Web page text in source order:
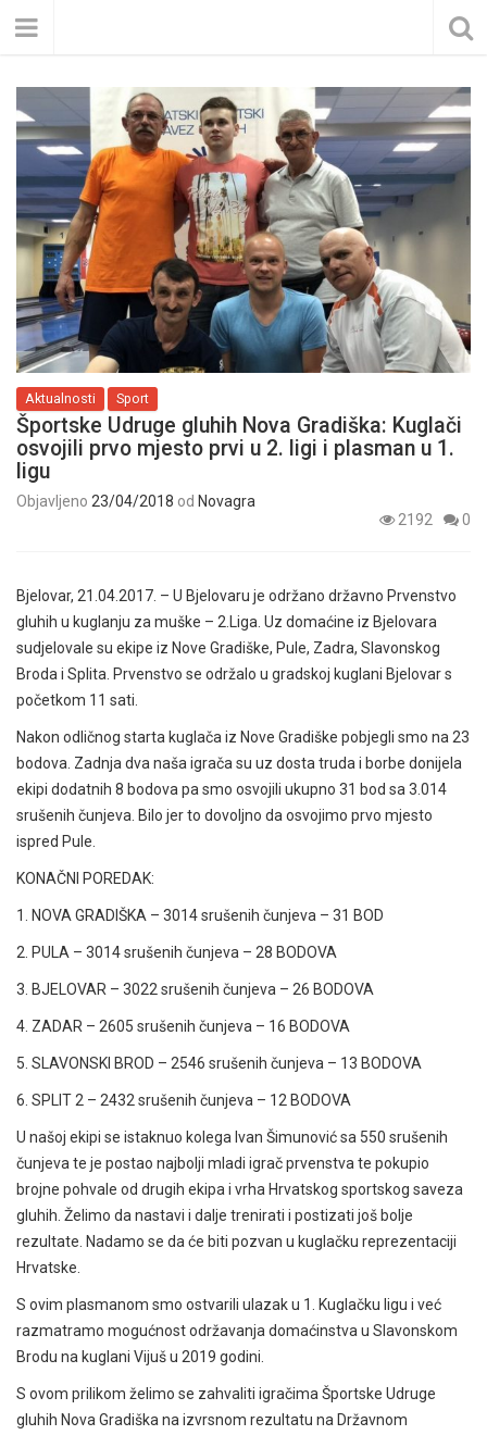
Aktualnosti Sport
Športske Udruge gluhih Nova Gradiška: Kuglači
osvojili prvo mjesto prvi u 2. ligi i plasman u 1.
ligu
Objavljeno 23/04/2018 od Novagra
2192
0
Bjelovar, 21.04.2017. – U Bjelovaru je održano državno Prvenstvo
gluhih u kuglanju za muške – 2.Liga. Uz domaćine iz Bjelovara
sudjelovale su ekipe iz Nove Gradiške, Pule, Zadra, Slavonskog
Broda i Splita. Prvenstvo se održalo u gradskoj kuglani Bjelovar s
početkom 11 sati.
Nakon odličnog starta kuglača iz Nove Gradiške pobjegli smo na 23
bodova. Zadnja dva naša igrača su uz dosta truda i borbe donijela
ekipi dodatnih 8 bodova pa smo osvojili ukupno 31 bod sa 3.014
srušenih čunjeva. Bilo jer to dovoljno da osvojimo prvo mjesto
ispred Pule.
KONAČNI POREDAK:
1. NOVA GRADIŠKA – 3014 srušenih čunjeva – 31 BOD
2. PULA – 3014 srušenih čunjeva – 28 BODOVA
3. BJELOVAR – 3022 srušenih čunjeva – 26 BODOVA
4. ZADAR – 2605 srušenih čunjeva – 16 BODOVA
5. SLAVONSKI BROD – 2546 srušenih čunjeva – 13 BODOVA
6. SPLIT 2 – 2432 srušenih čunjeva – 12 BODOVA
U našoj ekipi se istaknuo kolega Ivan Šimunović sa 550 srušenih
čunjeva te je postao najbolji mladi igrač prvenstva te pokupio
brojne pohvale od drugih ekipa i vrha Hrvatskog sportskog saveza
gluhih. Želimo da nastavi i dalje trenirati i postizati još bolje
rezultate. Nadamo se da će biti pozvan u kuglačku reprezentaciji
Hrvatske.
S ovim plasmanom smo ostvarili ulazak u 1. Kuglačku ligu i već
razmatramo mogućnost održavanja domaćinstva u Slavonskom
Brodu na kuglani Vijuš u 2019 godini.
S ovom prilikom želimo se zahvaliti igračima Športske Udruge
gluhih Nova Gradiška na izvrsnom rezultatu na Državnom